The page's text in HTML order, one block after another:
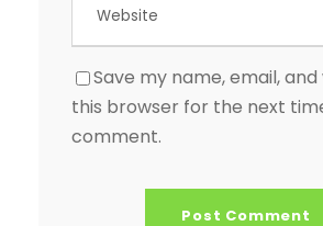
Save my name, email,
this browser for the next
comment.